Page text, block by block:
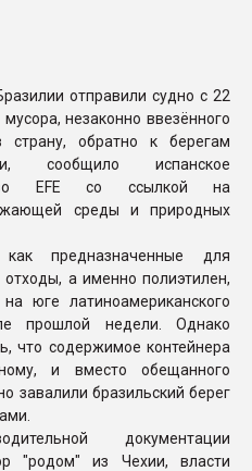
ПЕРЕЙТИ НА
отправили судно с 22
незаконно ввезённого
страну, обратно к берегам
сообщило испанское
EFE со ссылкой на
среды и природных
как предназначенные для
а именно полиэтилен,
юге латиноамериканского
прошлой недели. Однако
что содержимое контейнера
и вместо обещанного
завалили бразильский берег
документации
"родом" из Чехии, власти